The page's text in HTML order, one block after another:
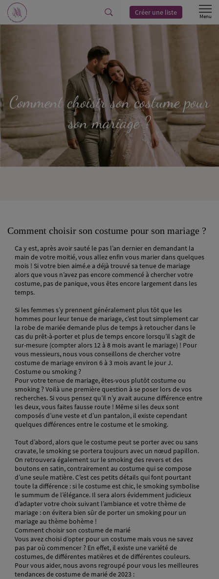
Créer une liste
Comment choisir son costume pour
son mariage ?
Comment choisir son costume pour son mariage ?
Ca y est, après avoir sauté le pas l’an dernier en demandant la
main de votre moitié, vous allez enfin vous marier dans quelques
mois ! Si votre bien aimé.e a déjà trouvé sa tenue de mariage
alors que vous n’avez pas encore commencé à chercher votre
costume, pas de panique, vous êtes encore largement dans les
temps.
Si les femmes s’y prennent généralement plus tôt que les
hommes pour leur tenue de mariage, c’est tout simplement car
la robe de mariée demande plus de temps à retoucher dans le
cas du prêt-à-porter et plus de temps encore lorsqu’il s’agit de
sur-mesure (compter alors 12 à 8 mois avant le mariage) ! Pour
vous messieurs, nous vous conseillons de chercher votre
costume de mariage environ 6 à 3 mois avant le jour J.
Costume ou smoking ?
Pour votre tenue de mariage, êtes-vous plutôt costume ou
smoking ? Voilà une première question à se poser lors de vos
recherches. Si vous pensez qu’il n’y avait aucune différence entre
les deux, vous faites fausse route ! Même si les deux sont
composés d’une veste et d’un pantalon, il existe cependant
quelques différences entre le costume et le smoking.
Tout d’abord, alors que le costume peut se porter avec ou sans
cravate, le smoking se portera toujours avec un nœud papillon.
On retrouvera également sur le smoking des revers et des
boutons en satin, contrairement au costume qui se compose
d’une seule matière. C’est ces petits détails qui font pourtant
toute la différence : si le costume est chic, le smoking symbolise
le summum de l’élégance. Il sera alors évidemment judicieux
d’adapter votre choix suivant l’ambiance et votre thème de
mariage : on évitera bien sûr de porter un smoking pour un
mariage au thème bohème !
Comment choisir son costume de marié
Vous avez choisi d’opter pour un costume mais vous ne savez
pas par où commencer ? En effet, il existe une variété de
costumes, de différentes matières et de différentes couleurs.
Pour vous aider, nous avons regroupé pour vous les meilleures
tendances de costume de marié de 2023 :